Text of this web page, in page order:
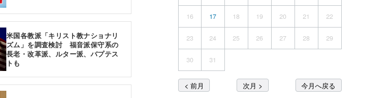
米国各教派「キリスト教ナショナリ
ズム」を調査検討 福音派保守系の
長老・改革派、ルター派、バプテス
トも
16 17 18 19 20 21 22
23 24 25 26 27 28 29
30 31
< 前月 次月 > 今月へ戻る